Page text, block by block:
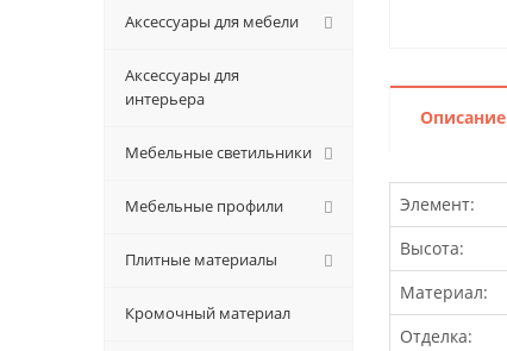
Описание
Элемент:
Высота:
Материал:
Отделка:
Аксессуары для мебели
Аксессуары для
интерьера
Мебельные светильники
Мебельные профили
Плитные материалы
Кромочный материал